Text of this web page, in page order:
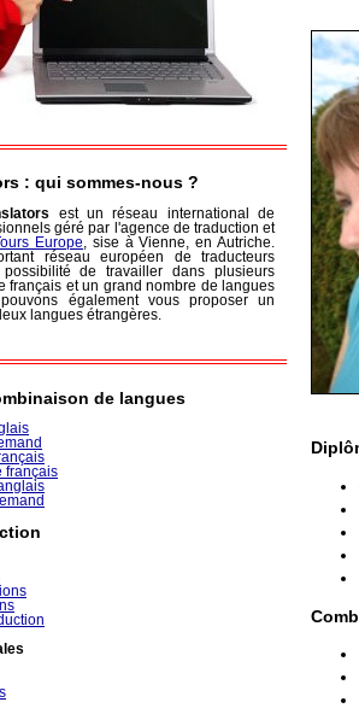
: qui sommes-nous ?
est un réseau international de
géré par l'agence de traduction et
Europe , sise à Vienne, en Autriche.
réseau européen de traducteurs
de travailler dans plusieurs
français et un grand nombre de langues
également vous proposer un
langues étrangères.
de langues
français